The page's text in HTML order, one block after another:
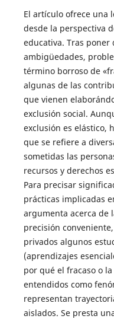
El artículo ofrece una
desde la perspectiva
educativa. Tras
ambigüedades,
término borroso de
algunas de las
que vienen
exclusión social.
exclusión es elástico,
que se refiere a
sometidas las
recursos y derechos
Para precisar
prácticas implicadas
argumenta acerca de
precisión
privados algunos
(aprendizajes
por qué el fracaso o
entendidos como
representan
aislados. Se presta